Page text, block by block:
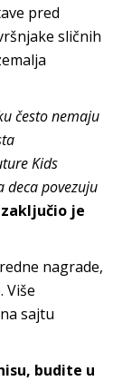
pred
sličnih
često nemaju
Kids
deca povezuju
zaključio je
nagrade,
Više
sajtu
budite u